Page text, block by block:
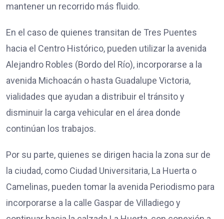
mantener un recorrido más fluido.
En el caso de quienes transitan de Tres Puentes
hacia el Centro Histórico, pueden utilizar la avenida
Alejandro Robles (Bordo del Río), incorporarse a la
avenida Michoacán o hasta Guadalupe Victoria,
vialidades que ayudan a distribuir el tránsito y
disminuir la carga vehicular en el área donde
continúan los trabajos.
Por su parte, quienes se dirigen hacia la zona sur de
la ciudad, como Ciudad Universitaria, La Huerta o
Camelinas, pueden tomar la avenida Periodismo para
incorporarse a la calle Gaspar de Villadiego y